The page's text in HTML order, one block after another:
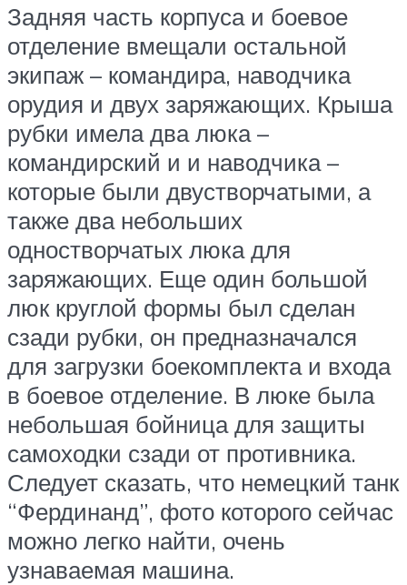
Задняя часть корпуса и боевое
отделение вмещали остальной
экипаж – командира, наводчика
орудия и двух заряжающих. Крыша
рубки имела два люка –
командирский и и наводчика –
которые были двустворчатыми, а
также два небольших
одностворчатых люка для
заряжающих. Еще один большой
люк круглой формы был сделан
сзади рубки, он предназначался
для загрузки боекомплекта и входа
в боевое отделение. В люке была
небольшая бойница для защиты
самоходки сзади от противника.
Следует сказать, что немецкий танк
“Фердинанд”, фото которого сейчас
можно легко найти, очень
узнаваемая машина.